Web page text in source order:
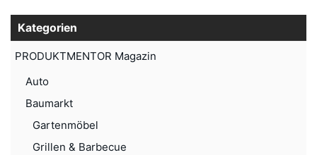
Kategorien
PRODUKTMENTOR Magazin
Auto
Baumarkt
Gartenmöbel
Grillen & Barbecue